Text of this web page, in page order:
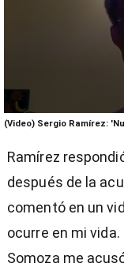
0
seconds
2
0
(Video) Sergio Ramírez:
Ramírez
después de la
comentó en un
ocurre en mi
Somoza me